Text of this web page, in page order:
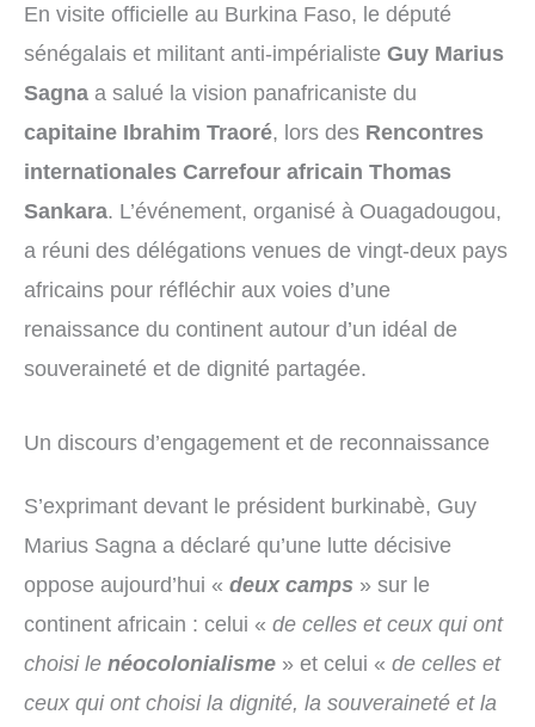
En visite officielle au Burkina Faso, le député
sénégalais et militant anti-impérialiste Guy Marius
Sagna a salué la vision panafricaniste du
capitaine Ibrahim Traoré, lors des Rencontres
internationales Carrefour africain Thomas
Sankara. L’événement, organisé à Ouagadougou,
a réuni des délégations venues de vingt-deux pays
africains pour réfléchir aux voies d’une
renaissance du continent autour d’un idéal de
souveraineté et de dignité partagée.
Un discours d’engagement et de reconnaissance
S’exprimant devant le président burkinabè, Guy
Marius Sagna a déclaré qu’une lutte décisive
oppose aujourd’hui « deux camps » sur le
continent africain : celui « de celles et ceux qui ont
choisi le néocolonialisme » et celui « de celles et
ceux qui ont choisi la dignité, la souveraineté et la